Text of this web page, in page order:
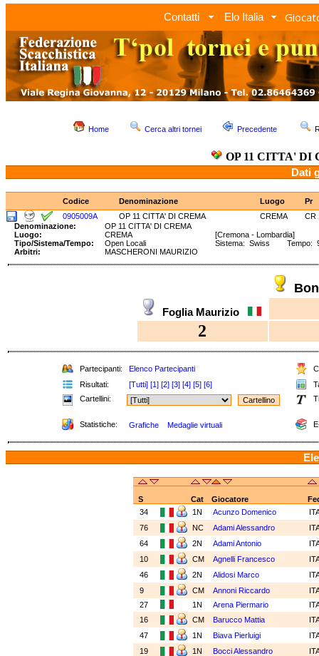
Contatti Elo Italia
Home Cerca altri tornei Precedente
OP 11 CITTA' DI
Dati
Codice Denominazione Luogo
Pr
0905009A
OP 11 CITTA' DI CREMA CREMA
CR
Denominazione:
OP 11 CITTA' DI CREMA
Luogo:
CREMA
[Cremona - Lombardia]
Tipo/Sistema/Tempo:
Open Locali
Sistema: Swiss Tempo:
Arbitri:
MASCHERONI MAURIZIO
Foglia Maurizio
2
Partecipanti: Elenco Partecipanti
Risultati:
[Tutti] [1] [2] [3] [4] [5] [6]
Cartellini:
Statistiche: Grafiche Medaglie virtuali
S Cat Giocatore
34
1N Acunzo Domenico
76
NC Adami Alessandro
64
2N Adami Antonio
10
CM Agnelli Francesco
46
2N Alidosi Marco
9
CM Annoni Riccardo
27
1N Arena Piermario
16
CM Barucco Mattia
47
1N Biava Pierluigi
19
1N Bocci Alessandro